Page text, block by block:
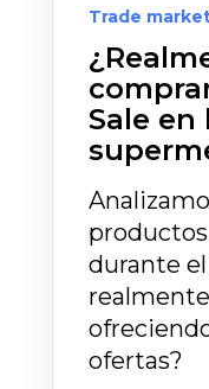
Trade
Sale en
durante
ofertas?